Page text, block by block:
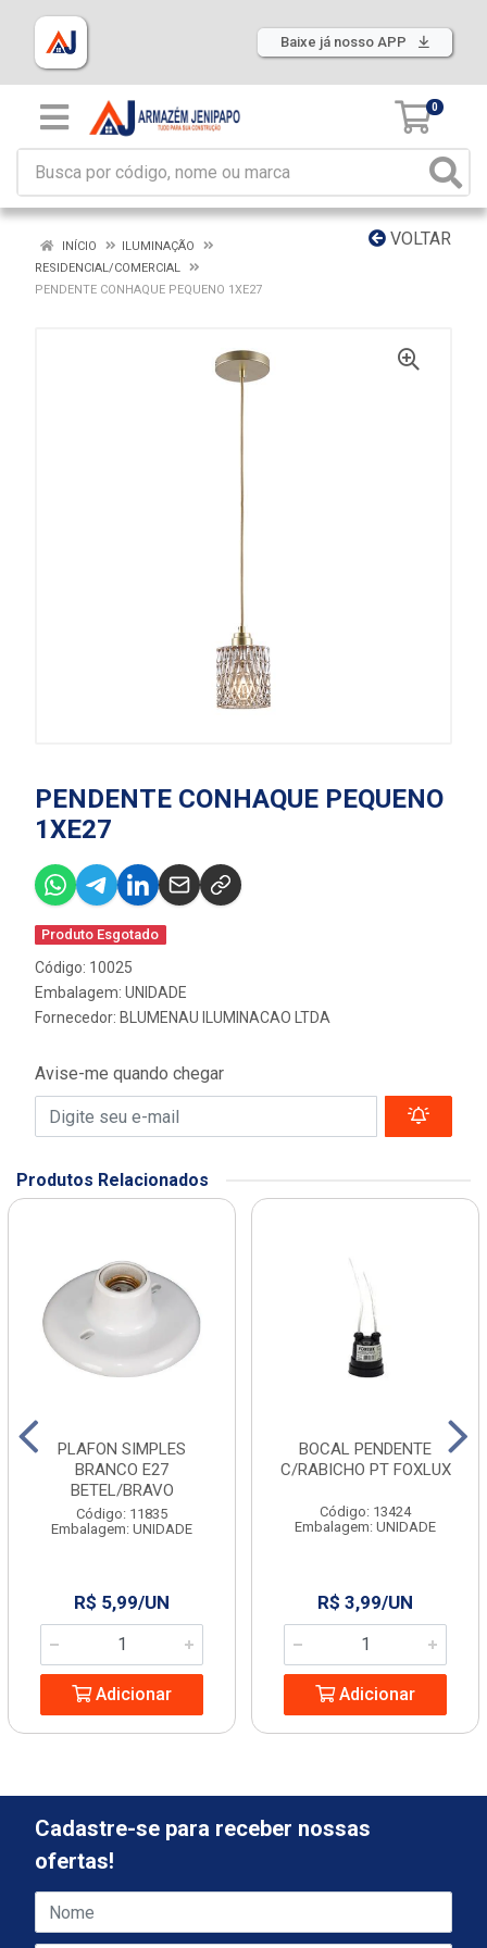
Baixe já nosso APP
0
VOLTAR
INÍCIO
ILUMINAÇÃO
RESIDENCIAL/COMERCIAL
PENDENTE CONHAQUE PEQUENO 1XE27
PENDENTE CONHAQUE PEQUENO
1XE27
Produto Esgotado
Código: 10025
Embalagem: UNIDADE
Fornecedor: BLUMENAU ILUMINACAO LTDA
Avise-me quando chegar
Produtos Relacionados
PLAFON SIMPLES
BRANCO E27
BETEL/BRAVO
Código: 11835
Embalagem: UNIDADE
R$ 5,99/UN
Adicionar
BOCAL PENDENTE
C/RABICHO PT FOXLUX
Código: 13424
Embalagem: UNIDADE
R$ 3,99/UN
Adicionar
Cadastre-se para receber nossas
ofertas!